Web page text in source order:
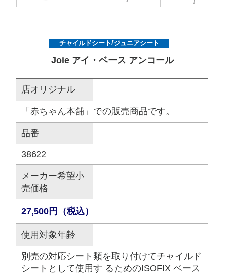
オフィシャルFacebook
チャイルドシート/ジュニアシート
Joie アイ・ベース アンコール
店オリジナル
「赤ちゃん本舗」での販売商品です。
品番
38622
メーカー希望小
売価格
27,500円（税込）
使用対象年齢
別売の対応シート類を取り付けてチャイルド
シートとして使用す るためのISOFIX ベース